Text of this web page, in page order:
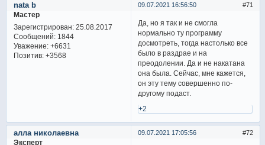
71
09.07.2021 16:56:50
nata b
Мастер
Зарегистрирован: 25.08.2017
Сообщений:1844
Уважение: +6631
Позитив: +3568
Да, но я так и не смогла
нормально ту программу
досмотреть, тогда настолько все
было в раздрае и на
преодолении. Да и не накатана
она была. Сейчас, мне кажется,
он эту тему совершенно по-
другому подаст.
+2
72
09.07.2021 17:05:56
алла николаевна
Эксперт